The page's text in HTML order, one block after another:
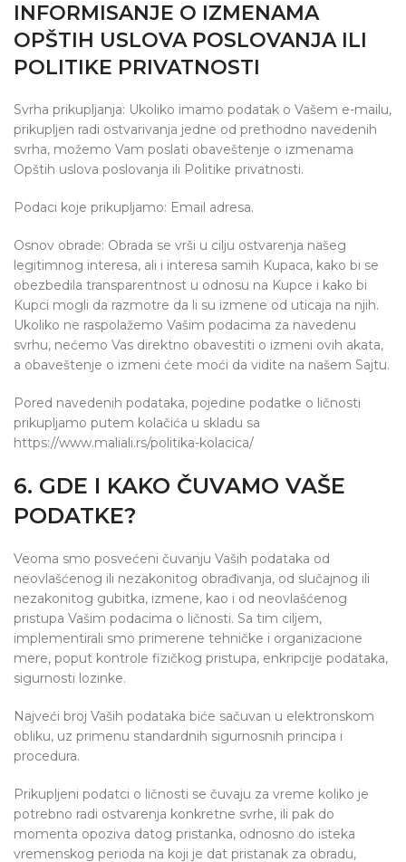
INFORMISANJE O IZMENAMA
OPŠTIH USLOVA POSLOVANJA ILI
POLITIKE PRIVATNOSTI
Svrha prikupljanja: Ukoliko imamo podatak o Vašem e-mailu,
prikupljen radi ostvarivanja jedne od prethodno navedenih
svrha, možemo Vam poslati obaveštenje o izmenama
Opštih uslova poslovanja ili Politike privatnosti.
Podaci koje prikupljamo: Email adresa.
Osnov obrade: Obrada se vrši u cilju ostvarenja našeg
legitimnog interesa, ali i interesa samih Kupaca, kako bi se
obezbedila transparentnost u odnosu na Kupce i kako bi
Kupci mogli da razmotre da li su izmene od uticaja na njih.
Ukoliko ne raspolažemo Vašim podacima za navedenu
svrhu, nećemo Vas direktno obavestiti o izmeni ovih akata,
a obaveštenje o izmeni ćete moći da vidite na našem Sajtu.
Pored navedenih podataka, pojedine podatke o ličnosti
prikupljamo putem kolačića u skladu sa
https://www.maliali.rs/politika-kolacica/
6. GDE I KAKO ČUVAMO VAŠE
PODATKE?
Veoma smo posvećeni čuvanju Vaših podataka od
neovlašćenog ili nezakonitog obrađivanja, od slučajnog ili
nezakonitog gubitka, izmene, kao i od neovlašćenog
pristupa Vašim podacima o ličnosti. Sa tim ciljem,
implementirali smo primerene tehničke i organizacione
mere, poput kontrole fizičkog pristupa, enkripcije podataka,
sigurnosti lozinke.
Najveći broj Vaših podataka biće sačuvan u elektronskom
obliku, uz primenu standardnih sigurnosnih principa i
procedura.
Prikupljeni podatci o ličnosti se čuvaju za vreme koliko je
potrebno radi ostvarenja konkretne svrhe, ili pak do
momenta opoziva datog pristanka, odnosno do isteka
vremenskog perioda na koji je dat pristanak za obradu,